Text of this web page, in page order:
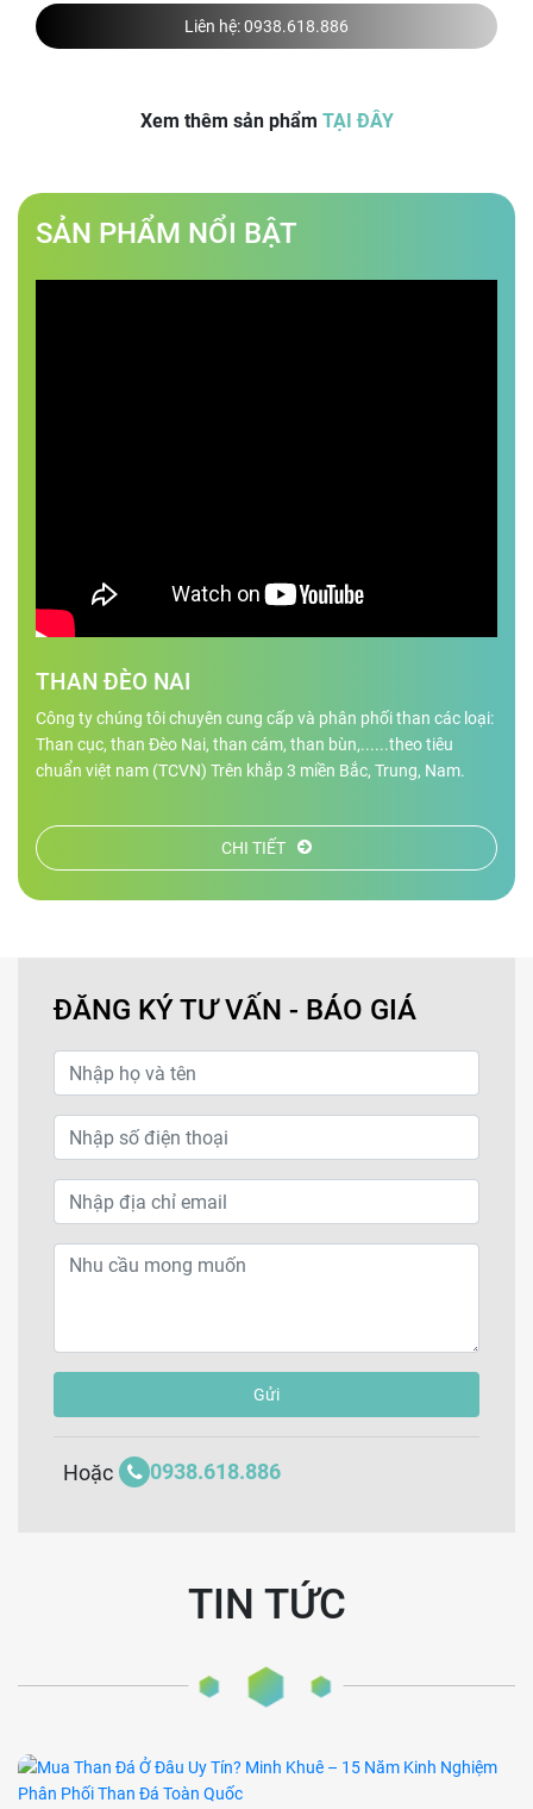
Liên hệ:0938.618.886
Xem thêm sản phẩm TẠI ĐÂY
SẢN PHẨM NỔI BẬT
THAN ĐÈO NAI
Công ty chúng tôi chuyên cung cấp và phân phối than các loại:
Than cục, than Đèo Nai, than cám, than bùn,......theo tiêu
chuẩn việt nam (TCVN) Trên khắp 3 miền Bắc, Trung, Nam.
CHI TIẾT
ĐĂNG KÝ TƯ VẤN - BÁO GIÁ
Gửi
Hoặc 0938.618.886
TIN TỨC